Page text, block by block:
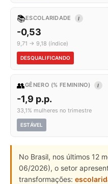
📚ESCOLARIDADE I
-0,53
9,71 → 9,18 (índice)
DESQUALIFICANDO
👥GÊNERO (% FEMININO) I
-1,9 p.p.
33,1% mulheres no trimestre
ESTÁVEL
No Brasil, nos últimos 12
06/2026), o setor
transformações: